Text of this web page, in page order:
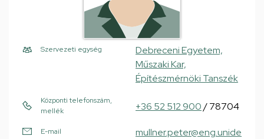
Szervezeti egység
Debreceni Egyetem,
Műszaki Kar,
Építészmérnöki Tanszék
Központi telefonszám,
mellék
+36 52 512 900/ 78704
E-mail
mullner.peter@eng.unide